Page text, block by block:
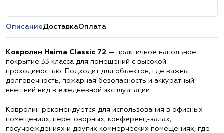
ОписаниеДоставкаОплата
Ковролин Haima Classic 72 — практичное напольное
покрытие 33 класса для помещений с высокой
проходимостью. Подходит для объектов, где важны
долговечность, пожарная безопасность и аккуратный
внешний вид в ежедневной эксплуатации.
Ковролин рекомендуется для использования в офисных
помещениях, переговорных, конференц-залах,
госучреждениях и других коммерческих помещениях, где